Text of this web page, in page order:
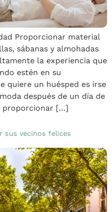
Proporcionar material
sábanas y almohadas
la experiencia que
estén en su
quiere un huésped es irse
después de un día de
proporcionar […]
sus vecinos felices